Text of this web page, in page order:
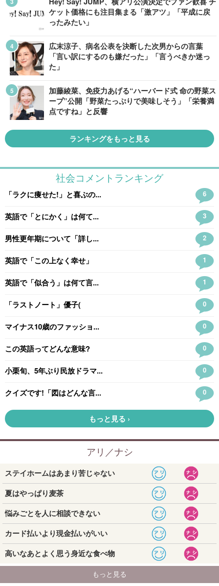
ケット価格にも注目集まる「激アツ」「平成に戻
ったみたい」
広末涼子、病名公表を決断した次男からの言葉
「言い訳にするのも嫌だった」「言うべきか迷っ
た」
加藤綾菜、免疫力あげる“ハーバード式 命の野菜ス
ープ”公開「野菜たっぷりで美味しそう」「栄養満
点ですね」と反響
ランキングをもっと見る